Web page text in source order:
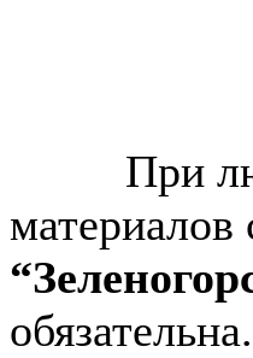
При
материалов
обязательна.